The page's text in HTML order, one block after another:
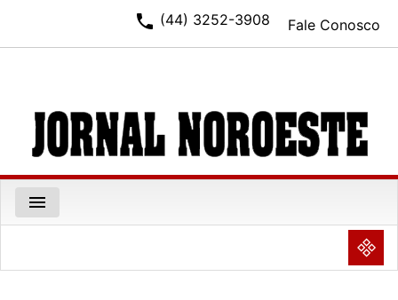
Fale Conosco
phone (44) 3252-3908
menu
NULL